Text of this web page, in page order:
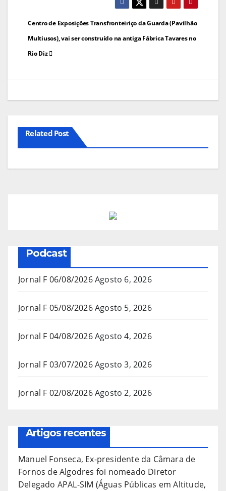
Navegação
de
artigos
Centro de Exposições Transfronteiriço da Guarda (Pavilhão
Multiusos), vai ser construído na antiga Fábrica Tavares no
Rio Diz
Related Post
Podcast
Jornal F 06/08/2026Agosto 6, 2026
Jornal F 05/08/2026Agosto 5, 2026
Jornal F 04/08/2026Agosto 4, 2026
Jornal F 03/07/2026Agosto 3, 2026
Jornal F 02/08/2026Agosto 2, 2026
Artigos recentes
Manuel Fonseca, Ex-presidente da Câmara de
Fornos de Algodres foi nomeado Diretor
Delegado APAL-SIM (Águas Públicas em Altitude,